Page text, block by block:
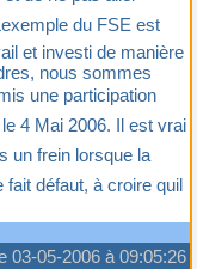
du FSE est
et investi de manière
nous sommes
une participation
4 Mai 2006. Il est vrai
un frein lorsque la
défaut, à croire quil
03-05-2006 à 09:05:26